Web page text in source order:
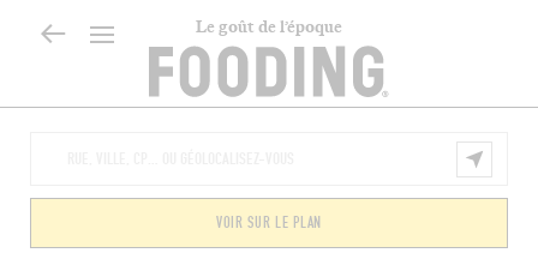
Le goût de l’époque
VOIR SUR LE PLAN